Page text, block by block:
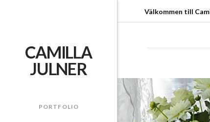
Välkommen till
CAMILLA
JULNER
PORTFOLIO